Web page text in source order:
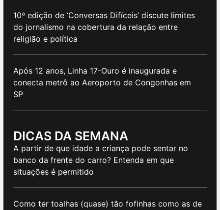
10ª edição de ‘Conversas Difíceis’ discute limites
do jornalismo na cobertura da relação entre
religião e política
Após 12 anos, Linha 17-Ouro é inaugurada e
conecta metrô ao Aeroporto de Congonhas em
SP
DICAS DA SEMANA
A partir de que idade a criança pode sentar no
banco da frente do carro? Entenda em que
situações é permitido
Como ter toalhas (quase) tão fofinhas como as de